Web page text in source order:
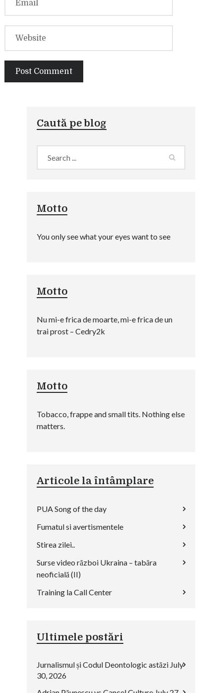
Caută pe blog
Motto
You only see what your eyes want to see
Motto
Nu mi-e frica de moarte, mi-e frica de un
trai prost – Cedry2k
Motto
Tobacco, frappe and small tits. Nothing else
matters.
Articole la întâmplare
PUA Song of the day
Fumatul si avertismentele
Stirea zilei..
Surse video război Ukraina – tabăra
neoficială (II)
Training la Call Center
Ultimele postări
Jurnalismul și Codul Deontologic astăzi July
30, 2026